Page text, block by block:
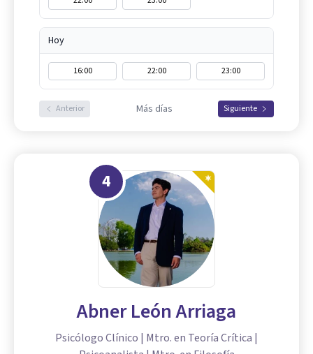
Hoy
16:00 22:00 23:00
Anterior Más días Siguiente
4
Abner León Arriaga
Psicólogo Clínico | Mtro. en Teoría Crítica |